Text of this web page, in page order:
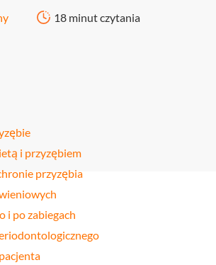
Implanty
Invisalign®
kanałowe
Bonding
18 minut czytania
i przyzębiem
przyzębia
i po zabiegach